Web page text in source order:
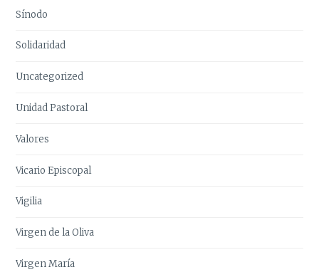
Sínodo
Solidaridad
Uncategorized
Unidad Pastoral
Valores
Vicario Episcopal
Vigilia
Virgen de la Oliva
Virgen María